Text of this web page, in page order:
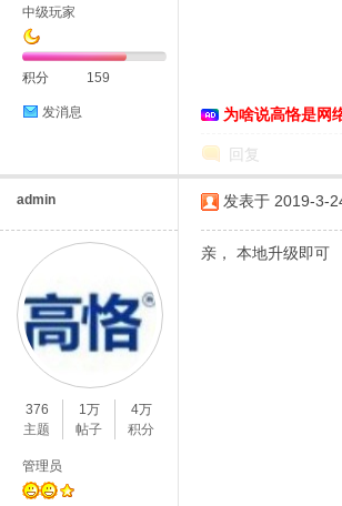
中级玩家
积分 159
发消息 为啥说高恪是网
回复
admin
376
主题
1万
帖子
4万
积分
管理员
发表于 2019-3-
亲， 本地升级即可